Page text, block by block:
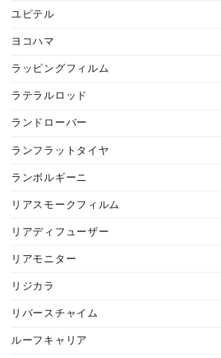
ユピテル
ヨコハマ
ラッピングフィルム
ラテラルロッド
ランドローバー
ランフラットタイヤ
ランボルギーニ
リアスモークフィルム
リアディフューザー
リアモニター
リジカラ
リバースチャイム
ルーフキャリア